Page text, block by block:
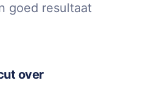
goed resultaat
over